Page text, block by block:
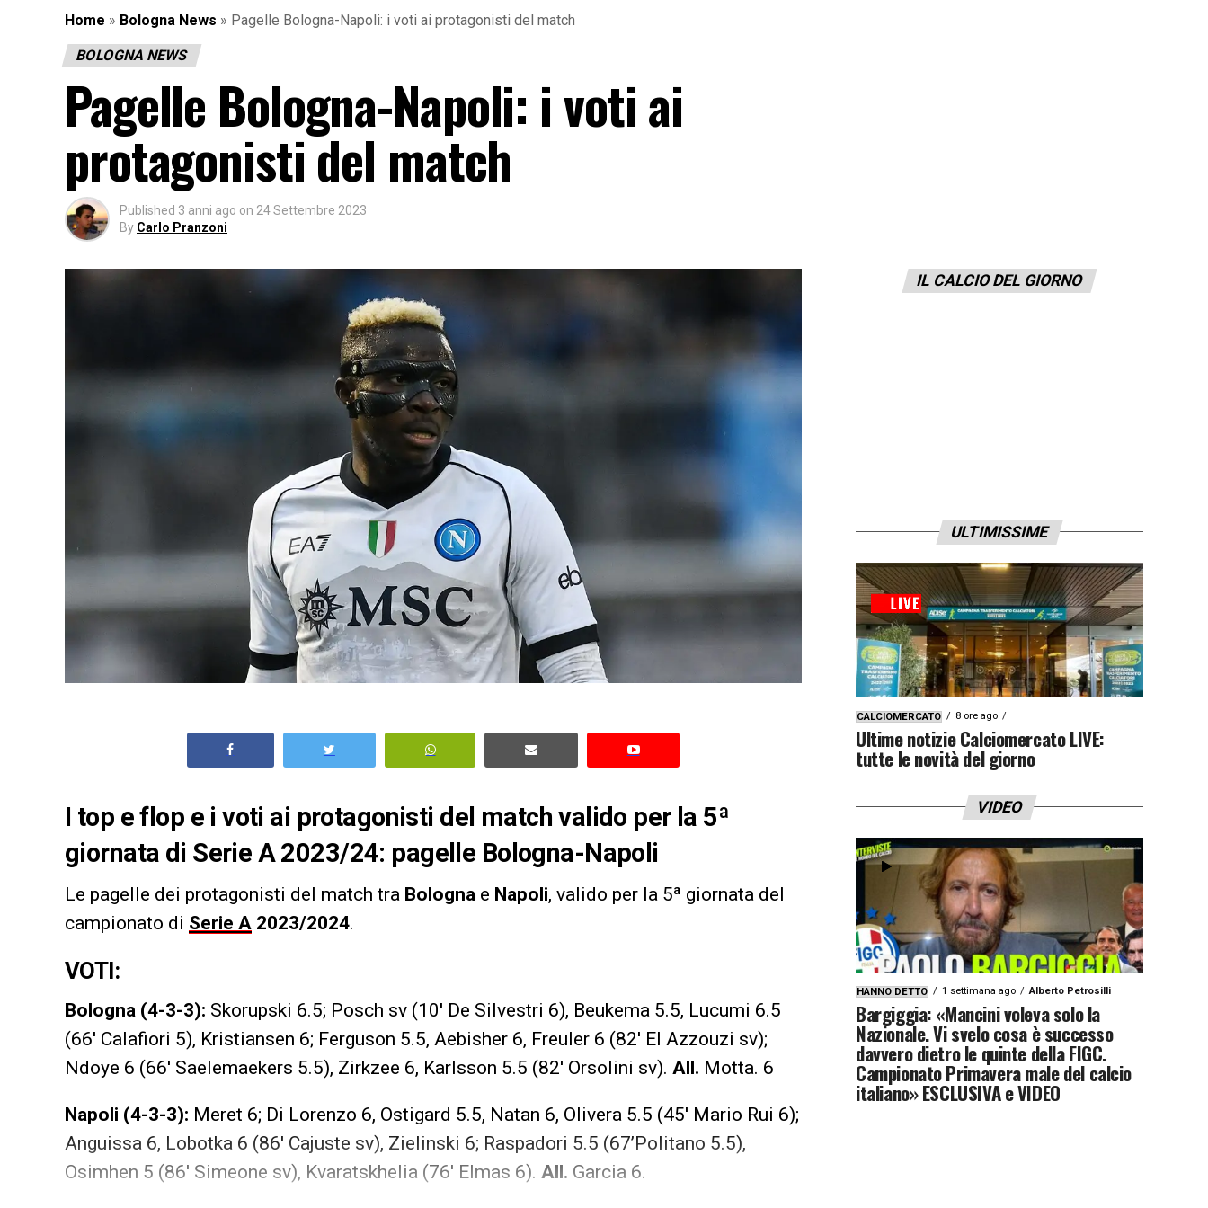
Home » Bologna News » Pagelle Bologna-Napoli: i voti ai protagonisti del match
BOLOGNA NEWS
Pagelle Bologna-Napoli: i voti ai
protagonisti del match
Published 3 anni ago on 24 Settembre 2023
By Carlo Pranzoni
I top e flop e i voti ai protagonisti del match valido per la 5ª
giornata di Serie A 2023/24: pagelle Bologna-Napoli
Le pagelle dei protagonisti del match tra Bologna e Napoli, valido per la 5ª giornata del
campionato di Serie A 2023/2024.
VOTI:
Bologna (4-3-3): Skorupski 6.5; Posch sv (10′ De Silvestri 6), Beukema 5.5, Lucumi 6.5
(66′ Calafiori 5), Kristiansen 6; Ferguson 5.5, Aebisher 6, Freuler 6 (82′ El Azzouzi sv);
Ndoye 6 (66′ Saelemaekers 5.5), Zirkzee 6, Karlsson 5.5 (82′ Orsolini sv). All. Motta. 6
Napoli (4-3-3): Meret 6; Di Lorenzo 6, Ostigard 5.5, Natan 6, Olivera 5.5 (45′ Mario Rui 6);
Anguissa 6, Lobotka 6 (86′ Cajuste sv), Zielinski 6; Raspadori 5.5 (67’Politano 5.5),
Osimhen 5 (86′ Simeone sv), Kvaratskhelia (76′ Elmas 6). All. Garcia 6.
IL CALCIO DEL GIORNO
ULTIMISSIME
CALCIOMERCATO 8 ore ago
Ultime notizie Calciomercato LIVE:
tutte le novità del giorno
VIDEO
HANNO DETTO 1 settimana ago Alberto Petrosilli
Bargiggia: «Mancini voleva solo la
Nazionale. Vi svelo cosa è successo
davvero dietro le quinte della FIGC.
Campionato Primavera male del calcio
italiano» ESCLUSIVA e VIDEO